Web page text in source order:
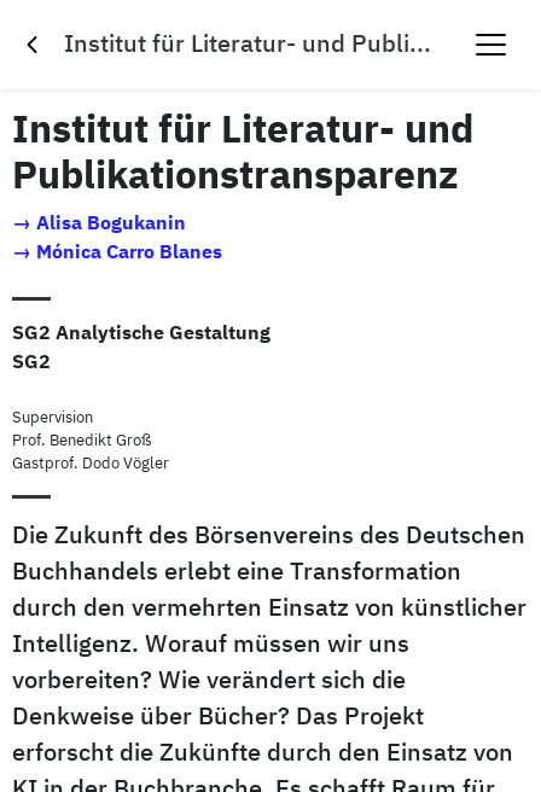
Institut für Literatur- und Publikationstransparenz
Institut für Literatur- und
Publikationstransparenz
→ Alisa Bogukanin
→ Mónica Carro Blanes
Die Zukunft des Börsenvereins des Deutschen
Buchhandels erlebt eine Transformation
durch den vermehrten Einsatz von künstlicher
Intelligenz. Worauf müssen wir uns
vorbereiten? Wie verändert sich die
Denkweise über Bücher? Das Projekt
erforscht die Zukünfte durch den Einsatz von
SG2 Analytische Gestaltung
SG2
Supervision
Prof. Benedikt Groß
Gastprof. Dodo Vögler